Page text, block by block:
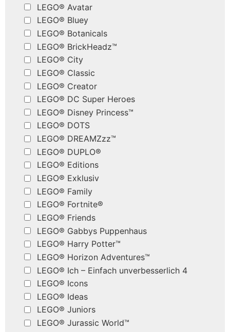
LEGO® Avatar
LEGO® Bluey
LEGO® Botanicals
LEGO® BrickHeadz™
LEGO® City
LEGO® Classic
LEGO® Creator
LEGO® DC Super Heroes
LEGO® Disney Princess™
LEGO® DOTS
LEGO® DREAMZzz™
LEGO® DUPLO®
LEGO® Editions
LEGO® Exklusiv
LEGO® Family
LEGO® Fortnite®
LEGO® Friends
LEGO® Gabbys Puppenhaus
LEGO® Harry Potter™
LEGO® Horizon Adventures™
LEGO® Ich – Einfach unverbesserlich 4
LEGO® Icons
LEGO® Ideas
LEGO® Juniors
LEGO® Jurassic World™